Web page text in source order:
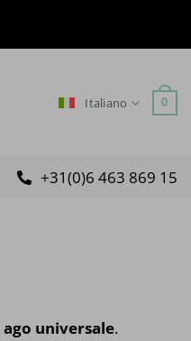
Italiano 0
+31(0)6 463 869 15
ago universale.